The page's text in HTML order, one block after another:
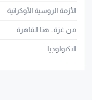
الأزمة الروسية الأوكرانية
من غزة.. هنا القاهرة
التكنولوجيا